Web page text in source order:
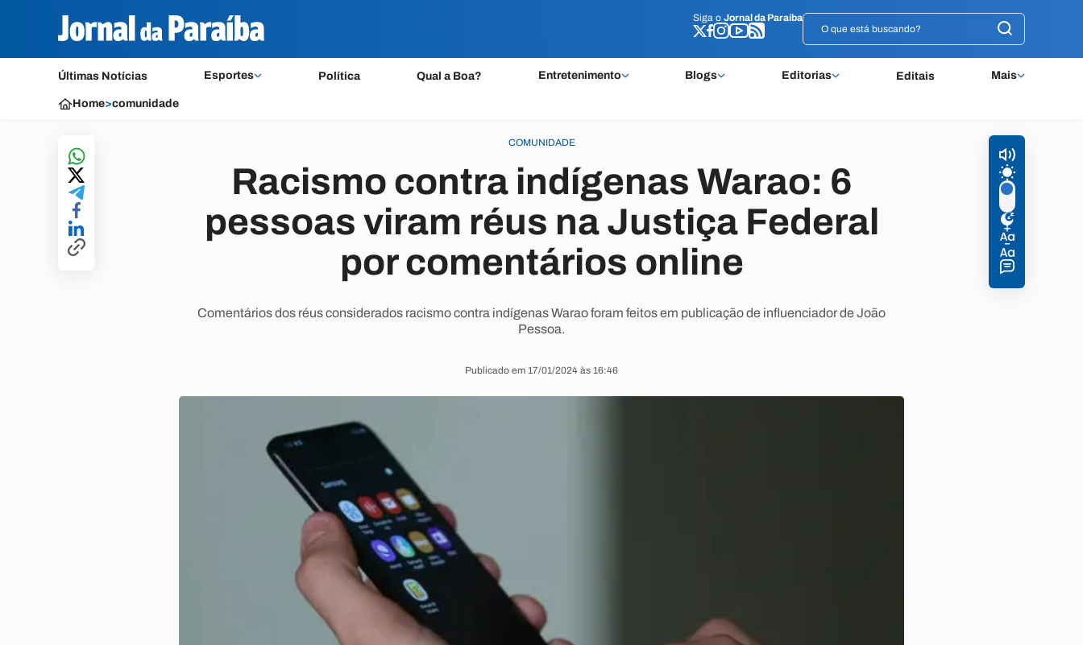
Siga o Jornal da Paraíba
Últimas Notícias Esportes Política Qual a Boa? Entretenimento Blogs Editorias Editais Mais
Siga o Jornal da Paraíba
Home>comunidade
COMUNIDADE
Racismo contra indígenas Warao: 6
pessoas viram réus na Justiça Federal
por comentários online
Comentários dos réus considerados racismo contra indígenas Warao foram feitos em publicação de influenciador de João
Pessoa.
Publicado em 17/01/2024 às 16:46